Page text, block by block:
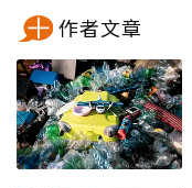
作者文章